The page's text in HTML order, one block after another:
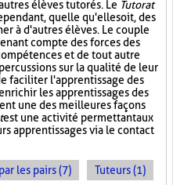
élèves tutorés. Le Tutorat
quelle qu'elle soit, des
à d'autres élèves. Le couple
compte des forces des
et de tout autre
sur la qualité de leur
faciliter l'apprentissage des
les apprentissages des
une des meilleures façons
est une activité permettant aux
apprentissages via le contact
les pairs (7) Tuteurs (1)